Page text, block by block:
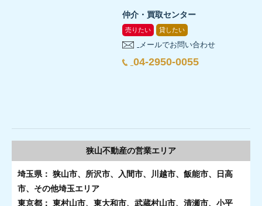
仲介・買取センター
売りたい 貸したい
メールでお問い合わせ
04-2950-0055
狭山不動産の営業エリア
埼玉県： 狭山市、所沢市、入間市、川越市、飯能市、日高
市、その他埼玉エリア
東京都： 東村山市、東大和市、武蔵村山市、清瀬市、小平